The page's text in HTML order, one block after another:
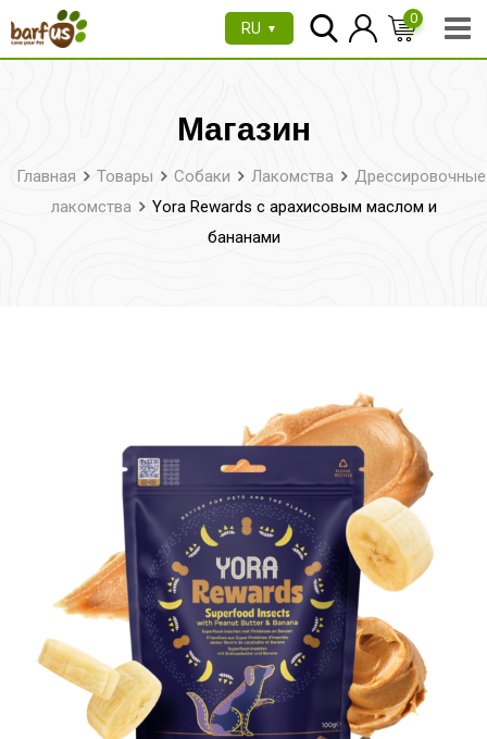
Перейти
RU ▼
0
Магазин
Главная Товары Собаки Лакомства
Дрессировочные
лакомства
Yora Rewards с арахисовым маслом и
бананами